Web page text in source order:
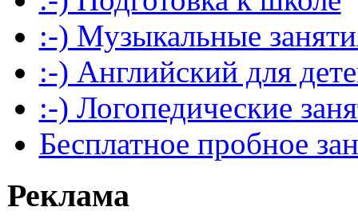
:-) Музыкальные
:-) Английский для
:-) Логопедические
Бесплатное пробное
Реклама